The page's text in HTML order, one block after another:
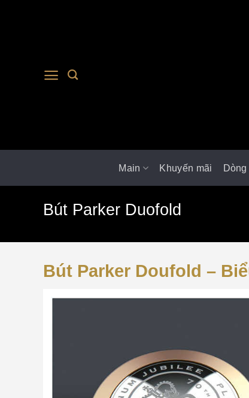
Main Khuyến mãi
Bút Parker Duofold
Bút Parker Doufold –